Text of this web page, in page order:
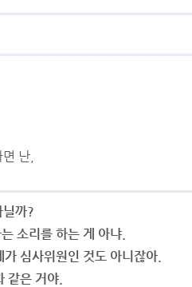
난,
까?
소리를 하는 게 아냐.
심사위원인 것도 아니잖아.
같은 거야.